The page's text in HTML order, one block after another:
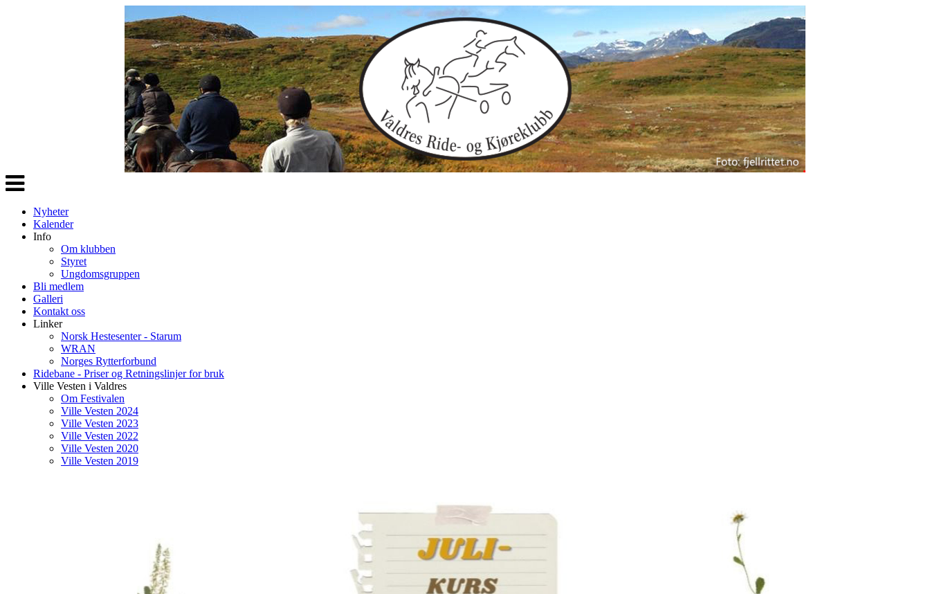
Veksle
navigasjon
Nyheter
Kalender
Info
Om klubben
Styret
Ungdomsgruppen
Bli medlem
Galleri
Kontakt oss
Linker
Norsk Hestesenter - Starum
WRAN
Norges Rytterforbund
Ridebane - Priser og Retningslinjer for bruk
Ville Vesten i Valdres
Om Festivalen
Ville Vesten 2024
Ville Vesten 2023
Ville Vesten 2022
Ville Vesten 2020
Ville Vesten 2019